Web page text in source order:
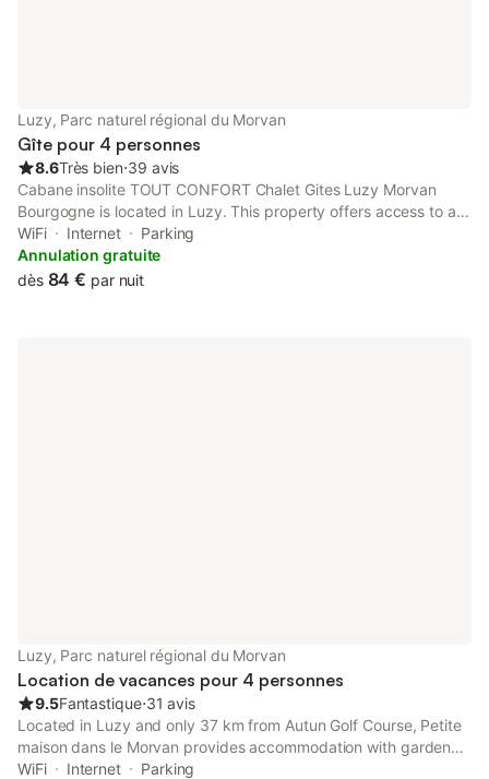
Luzy, Parc naturel régional du Morvan
Gîte pour 4 personnes
8.6Très bien⋅39 avis
Cabane insolite TOUT CONFORT Chalet Gites Luzy Morvan
Bourgogne is located in Luzy. This property offers access to a
terrace, free private parking and free WiFi. The property is non-
smoking and is situated 36 km from Autun Golf Course.
WiFi Internet
Parking
Annulation gratuite
dès 84 € par nuit
Luzy, Parc naturel régional du Morvan
Location de vacances pour 4 personnes
9.5Fantastique⋅31 avis
Located in Luzy and only 37 km from Autun Golf Course, Petite
maison dans le Morvan provides accommodation with garden
views, free WiFi and free private parking. This holiday home
WiFi Internet
Parking